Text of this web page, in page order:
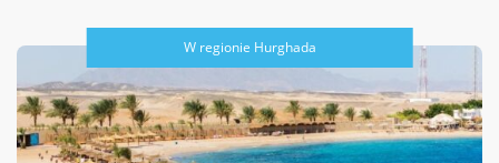
W regionie Hurghada